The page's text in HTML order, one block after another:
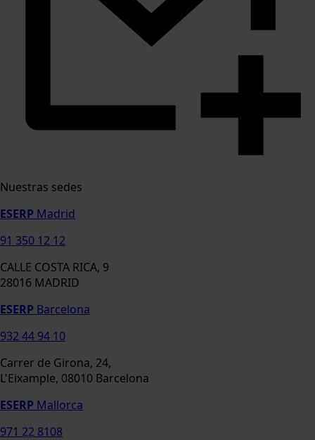
Nuestras sedes
ESERP Madrid
91 350 12 12
CALLE COSTA RICA, 9
28016 MADRID
ESERP Barcelona
932 44 94 10
Carrer de Girona, 24,
L'Eixample, 08010 Barcelona
ESERP Mallorca
971 22 8108